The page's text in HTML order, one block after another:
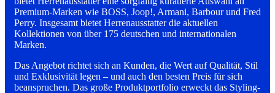
Premium-Marken wie BOSS, Joop!, Armani, Barbour und Fred
Perry. Insgesamt bietet Herrenausstatter die aktuellen
Kollektionen von über 175 deutschen und internationalen
Marken.
Das Angebot richtet sich an Kunden, die Wert auf Qualität, Stil
und Exklusivität legen – und auch den besten Preis für sich
beanspruchen. Das große Produktportfolio erweckt das Styling-